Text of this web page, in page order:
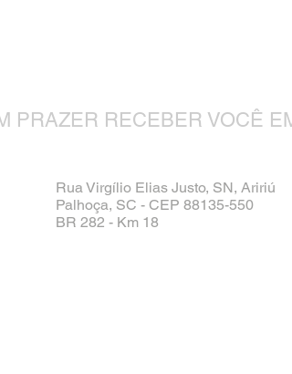
PRAZER RECEBER VOCÊ
Rua Virgílio Elias Justo, SN, Aririú
Palhoça, SC - CEP 88135-550
BR 282 - Km 18